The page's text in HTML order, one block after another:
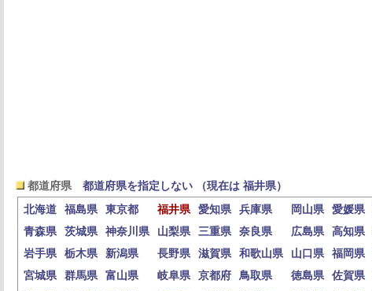
都道府県
都道府県を指定しない （現在は 福井県）
北海道
福島県 東京都 福井県 愛知県 兵庫県 岡山県 愛媛県
青森県
茨城県 神奈川県 山梨県 三重県 奈良県 広島県 高知県
岩手県
栃木県 新潟県 長野県 滋賀県 和歌山県 山口県 福岡県
宮城県
群馬県 富山県 岐阜県 京都府 鳥取県 徳島県 佐賀県